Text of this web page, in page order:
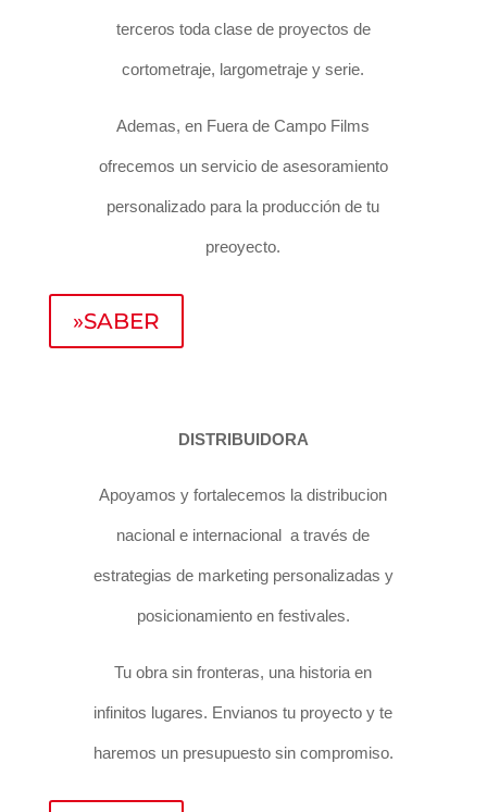
terceros toda clase de proyectos de
cortometraje, largometraje y serie.
Ademas, en Fuera de Campo Films
ofrecemos un servicio de asesoramiento
personalizado para la producción de tu
preoyecto.
»SABER
DISTRIBUIDORA
Apoyamos y fortalecemos la distribucion
nacional e internacional a través de
estrategias de marketing personalizadas y
posicionamiento en festivales.
Tu obra sin fronteras, una historia en
infinitos lugares. Envianos tu proyecto y te
haremos un presupuesto sin compromiso.